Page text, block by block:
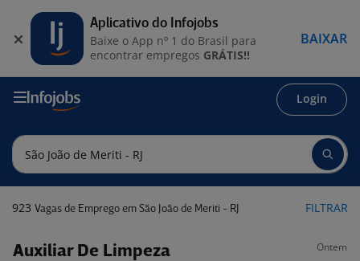
Login
923 Vagas de Emprego em São João de Meriti - RJ FILTRAR
Auxiliar De Limpeza Ontem
Aplicativo do Infojobs
Baixe o App nº 1 do Brasil para
encontrar empregos GRÁTIS!!
BAIXAR